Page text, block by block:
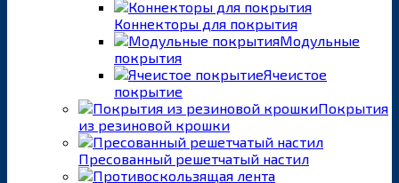
Коннекторы для покрытия
Модульные
покрытия
Ячеистое
покрытие
Покрытия
из резиновой крошки
Пресованный решетчатый настил